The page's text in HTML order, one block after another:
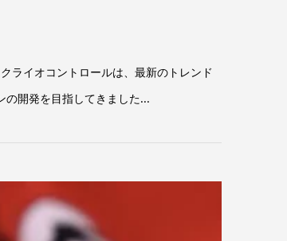
ライオコントロールは、最新のトレンド
の開発を目指してきました...